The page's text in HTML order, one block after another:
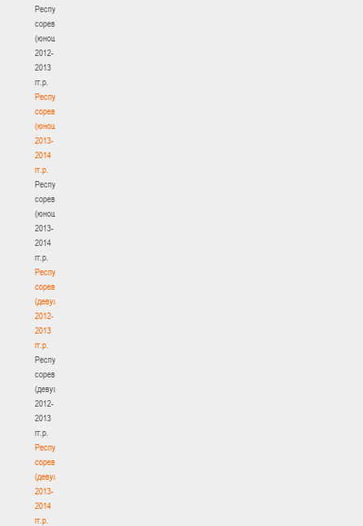
Республиканские
соревнования
(юноши)
2012-
2013
гг.р.
Республиканские
соревнования
(юноши)
2013-
2014
гг.р.
Республиканские
соревнования
(юноши)
2013-
2014
гг.р.
Республиканские
соревнования
(девушки)
2012-
2013
гг.р.
Республиканские
соревнования
(девушки)
2012-
2013
гг.р.
Республиканские
соревнования
(девушки)
2013-
2014
гг.р.